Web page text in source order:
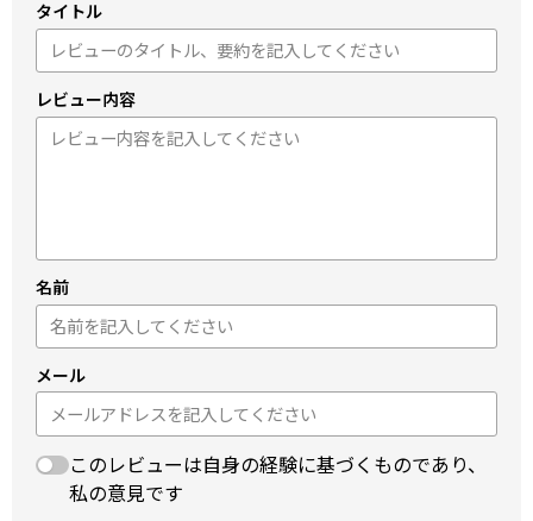
タイトル
レビュー内容
名前
メール
このレビューは自身の経験に基づくものであり、
私の意見です